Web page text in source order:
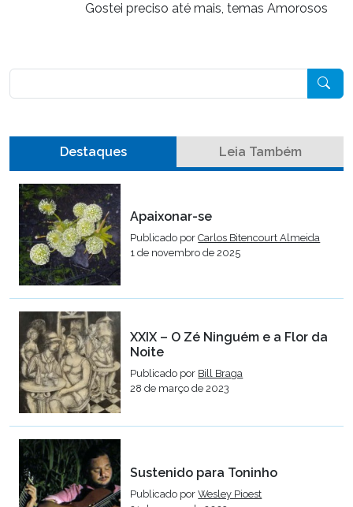
Gostei preciso até mais, temas Amorosos
Destaques Leia Também
Apaixonar-se
Publicado porCarlos Bitencourt Almeida
1 de novembro de 2025
XXIX – O Zé Ninguém e a Flor da
Noite
Publicado por Bill Braga
28 de março de 2023
Sustenido para Toninho
Publicado porWesley Pioest